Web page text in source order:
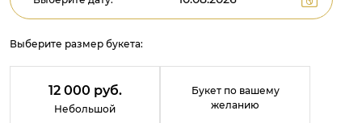
Выберите размер букета:
12 000 руб.
Небольшой
Букет по вашему
желанию